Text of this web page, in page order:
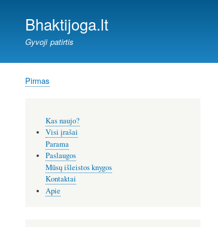
Bhaktijoga.lt
Gyvoji patirtis
Kelias
Pirmas
meniu
Kas naujo?
Visi įrašai
Parama
Paslaugos
Mūsų išleistos knygos
Kontaktai
Apie